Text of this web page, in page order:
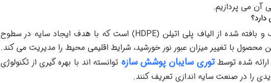
آن می پردازیم.
شبکه ای مشبک و بافته شده از الیاف پلی اتیلن (HDPE) است که با هدف ایجاد سایه در سطوح
با تغییر میزان عبور نور خورشید، شرایط اقلیمی محیط را مدیریت می کند.
شده توسط توری سایبان پوشش سازه توانسته اند با بهره گیری از تکنولوژی
را در صنعت سایه اندازی تعریف کنند.